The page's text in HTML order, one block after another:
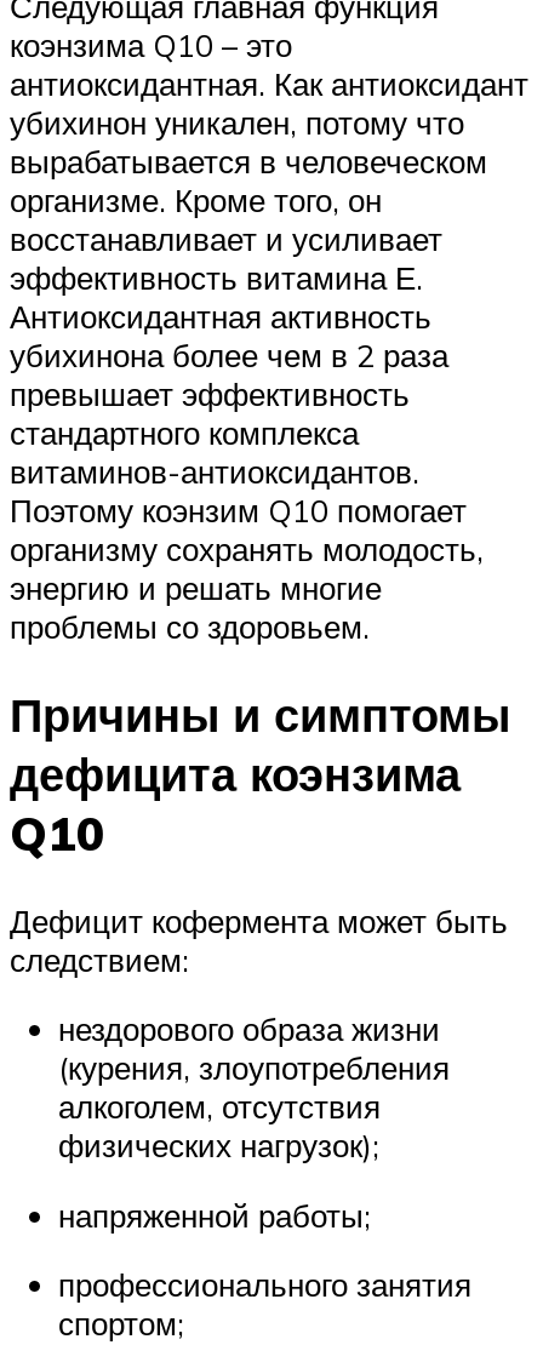
коэнзима Q10 – это
антиоксидантная. Как антиоксидант
убихинон уникален, потому что
вырабатывается в человеческом
организме. Кроме того, он
восстанавливает и усиливает
эффективность витамина Е.
Антиоксидантная активность
убихинона более чем в 2 раза
превышает эффективность
стандартного комплекса
витаминов-антиоксидантов.
Поэтому коэнзим Q10 помогает
организму сохранять молодость,
энергию и решать многие
проблемы со здоровьем.
Причины и симптомы
дефицита коэнзима
Q10
Дефицит кофермента может быть
следствием:
нездорового образа жизни
(курения, злоупотребления
алкоголем, отсутствия
физических нагрузок);
напряженной работы;
профессионального занятия
спортом;